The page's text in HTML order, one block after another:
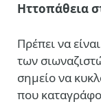
Hττοπάθεια
Πρέπει να
των
σημείο να
που